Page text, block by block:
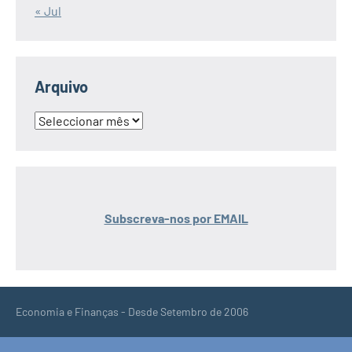
« Jul
Arquivo
Arquivo
Subscreva-nos por EMAIL
Economia e Finanças - Desde Setembro de 2006